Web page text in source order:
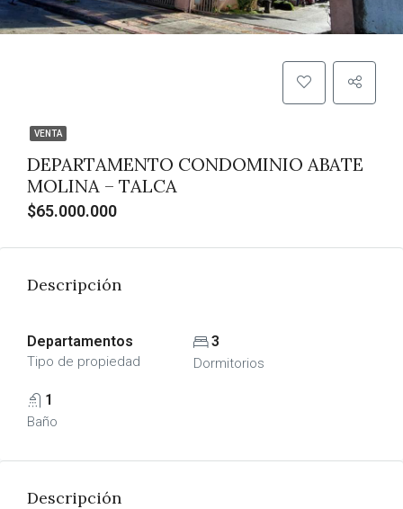
VENTA
DEPARTAMENTO CONDOMINIO ABATE
MOLINA – TALCA
$65.000.000
Descripción
Departamentos
Tipo de propiedad
3
Dormitorios
1
Baño
Descripción